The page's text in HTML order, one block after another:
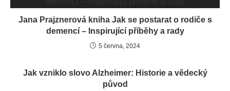
Jana Prajznerová kniha Jak se postarat o rodiče s
demencí – Inspirující příběhy a rady
5 června, 2024
Jak vzniklo slovo Alzheimer: Historie a vědecký
původ